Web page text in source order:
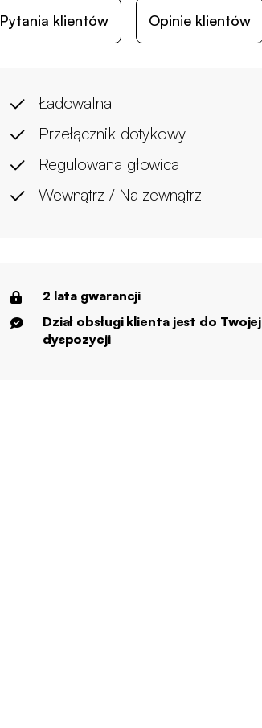
Pytania klientów Opinie klientów
Ładowalna
Przełącznik dotykowy
Regulowana głowica
Wewnątrz / Na zewnątrz
2 lata gwarancji
Dział obsługi klienta jest do Twojej
dyspozycji